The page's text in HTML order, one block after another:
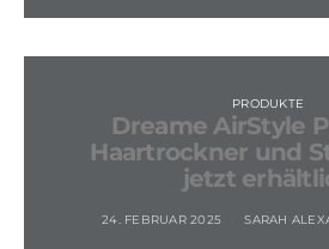
PRODUKTE
Dreame AirStyle
Haartrockner und
jetzt
24. FEBRUAR 2025 SARAH